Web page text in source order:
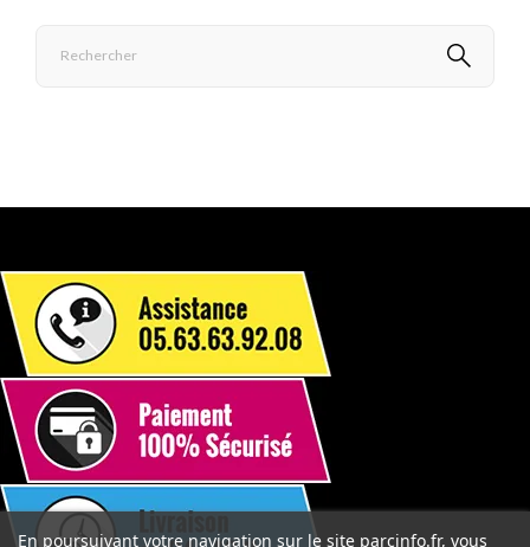
En poursuivant votre navigation sur le site parcinfo.fr, vous